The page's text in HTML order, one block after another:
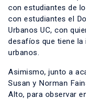
con estudiantes de
con estudiantes el
Urbanos UC, con
desafíos que tiene
urbanos.
Asimismo, junto a
Susan y Norman
Alto, para observar